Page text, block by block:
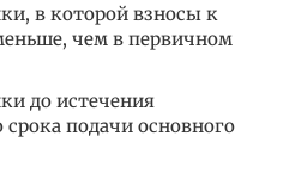
в которой взносы к
чем в первичном
до истечения
срока подачи основного